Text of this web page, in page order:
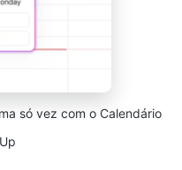
só vez com o Calendário